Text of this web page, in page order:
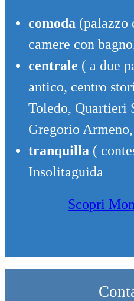
comoda (palazzo
camere con
centrale ( a due
antico, centro
Toledo, Quartieri
Gregorio
tranquilla (
Insolitaguida
Scopri